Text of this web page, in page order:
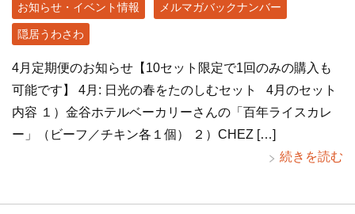
お知らせ・イベント情報 メルマガバックナンバー
隠居うわさわ
4月定期便のお知らせ【10セット限定で1回のみの購入も
可能です】 4月: 日光の春をたのしむセット 4月のセット
内容 １）金谷ホテルベーカリーさんの「百年ライスカレ
ー」（ビーフ／チキン各１個） ２）CHEZ […]
続きを読む